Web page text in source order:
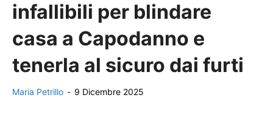
infallibili per blindare
casa a Capodanno e
tenerla al sicuro dai furti
Maria Petrillo - 9 Dicembre 2025